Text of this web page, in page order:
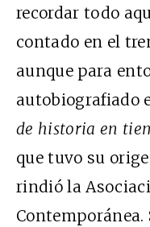
recordar todo
contado en el
aunque para
autobiografiado
de historia en
que tuvo su
rindió la
Contemporánea.